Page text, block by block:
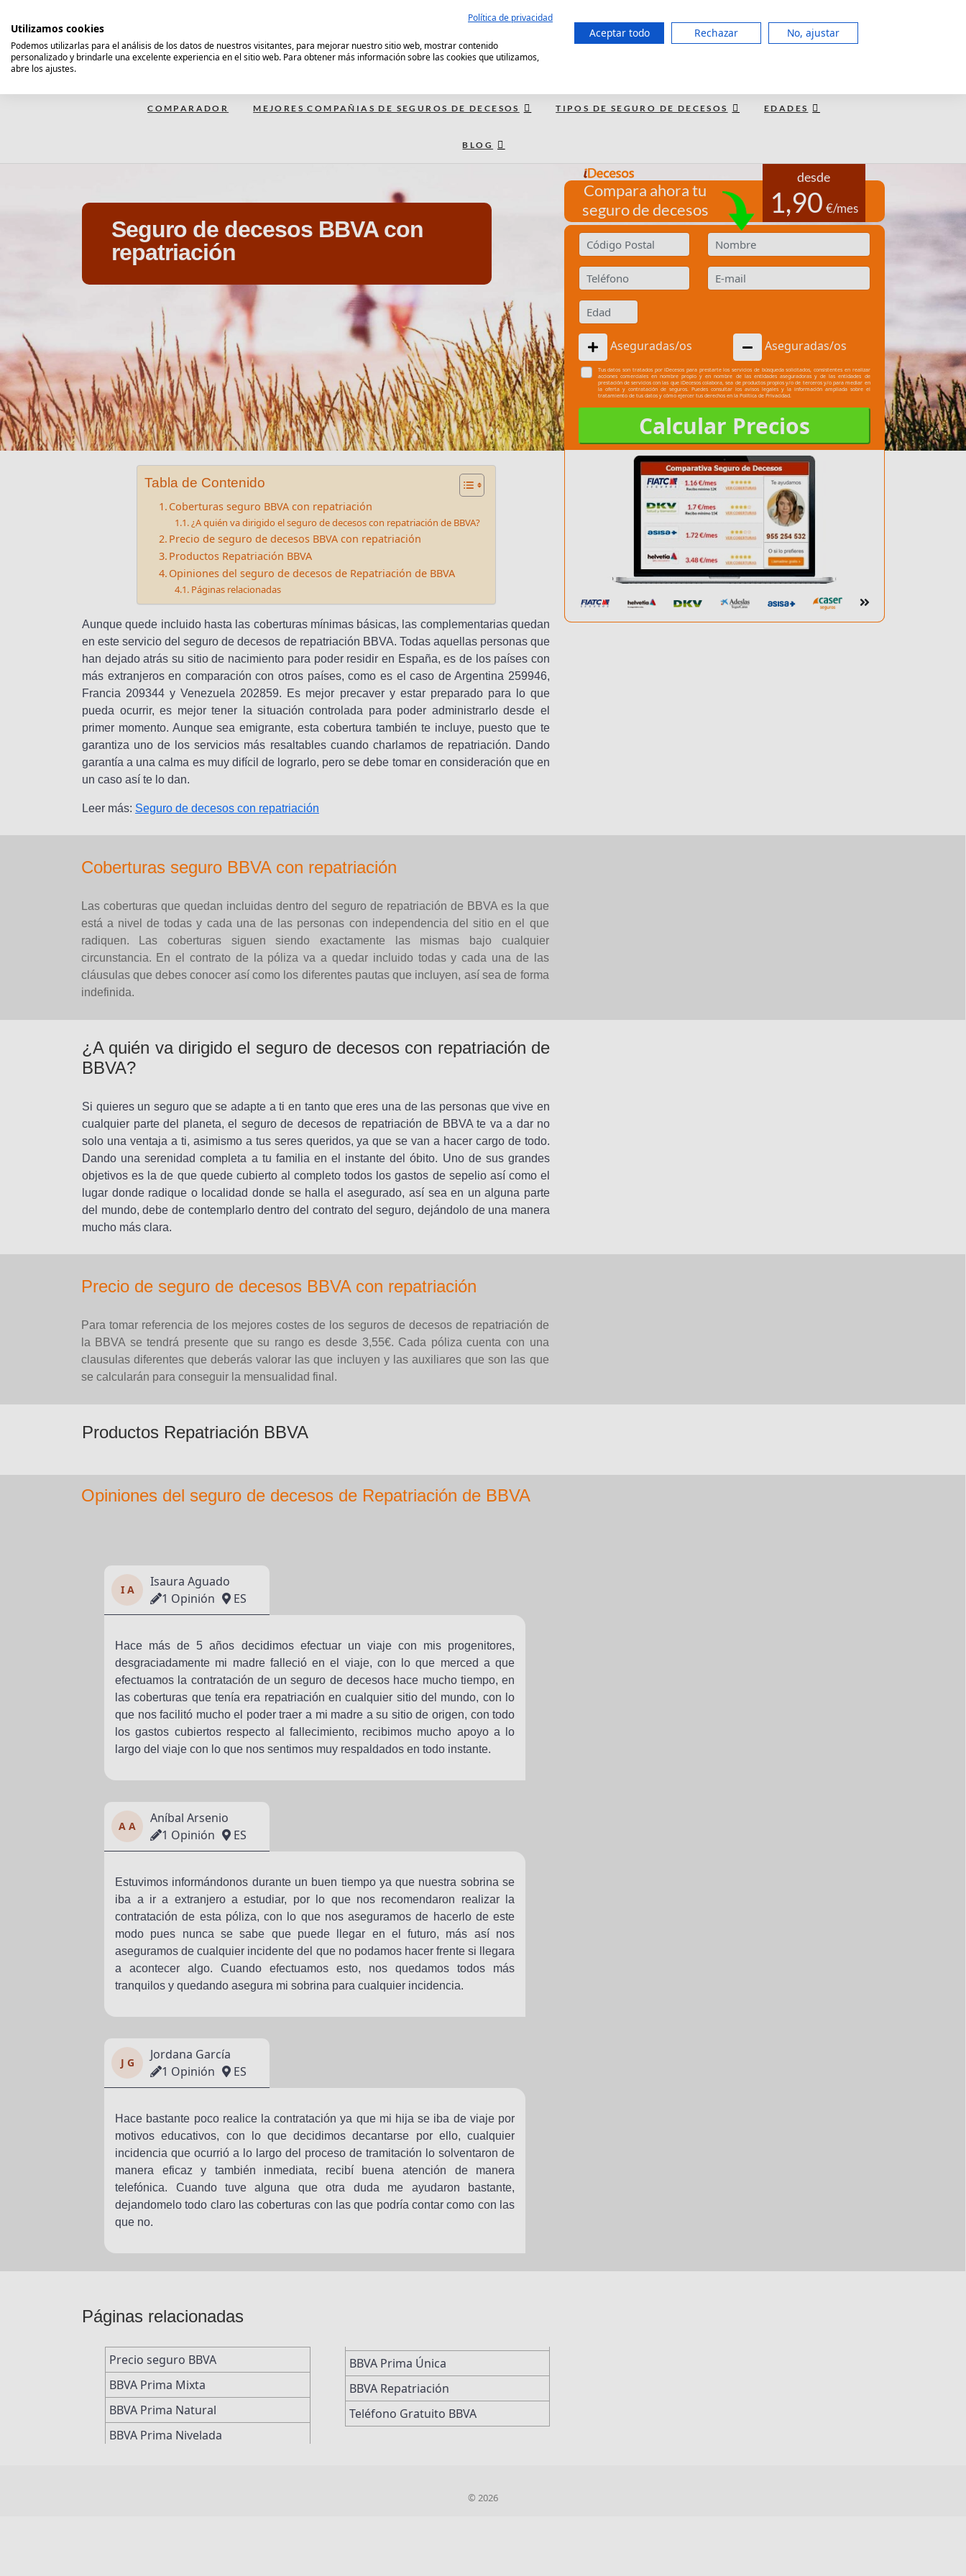
contenido
Comparador Seguro Decesos
951 127 403
LUN a JUE de 8:00 - 20:00, VIE 15:00
COMPARADOR MEJORES COMPAÑIAS DE SEGUROS DE DECESOS TIPOS DE SEGURO DE DECESOS EDADES
BLOG
Compara ahora tu
seguro de decesos
desde
1,90 €/mes
Aseguradas/os Aseguradas/os
Tus datos son tratados por iDecesos para prestarte los servicios de búsqueda solicitados, consistentes en realizar
acciones comerciales en nombre propio y en nombre de las entidades aseguradoras y de las entidades de
prestación de servicios con las que iDecesos colabora, sea de productos propios y/o de terceros y/o para mediar en
la oferta y contratación de seguros. Puedes consultar los avisos legalesy la información ampliada sobre el
tratamiento de tus datos y cómo ejercer tus derechos en la Política de Privacidad.
Calcular Precios
Seguro de decesos BBVA con
repatriación
Tabla de Contenido
Coberturas seguro BBVA con repatriación
¿A quién va dirigido el seguro de decesos con repatriación de BBVA?
Precio de seguro de decesos BBVA con repatriación
Productos Repatriación BBVA
Opiniones del seguro de decesos de Repatriación de BBVA
Páginas relacionadas
Aunque quede incluido hasta las coberturas mínimas básicas, las complementarias quedan
en este servicio del seguro de decesos de repatriación BBVA. Todas aquellas personas que
han dejado atrás su sitio de nacimiento para poder residir en España, es de los países con
más extranjeros en comparación con otros países, como es el caso de Argentina 259946,
Francia 209344 y Venezuela 202859. Es mejor precaver y estar preparado para lo que
pueda ocurrir, es mejor tener la situación controlada para poder administrarlo desde el
primer momento. Aunque sea emigrante, esta cobertura también te incluye, puesto que te
garantiza uno de los servicios más resaltables cuando charlamos de repatriación. Dando
garantía a una calma es muy difícil de lograrlo, pero se debe tomar en consideración que en
un caso así te lo dan.
Leer más: Seguro de decesos con repatriación
Coberturas seguro BBVA con repatriación
Las coberturas que quedan incluidas dentro del seguro de repatriación de BBVA es la que
está a nivel de todas y cada una de las personas con independencia del sitio en el que
radiquen. Las coberturas siguen siendo exactamente las mismas bajo cualquier
circunstancia. En el contrato de la póliza va a quedar incluido todas y cada una de las
cláusulas que debes conocer así como los diferentes pautas que incluyen, así sea de forma
indefinida.
¿A quién va dirigido el seguro de decesos con repatriación de
BBVA?
Si quieres un seguro que se adapte a ti en tanto que eres una de las personas que vive en
cualquier parte del planeta, el seguro de decesos de repatriación de BBVA te va a dar no
solo una ventaja a ti, asimismo a tus seres queridos, ya que se van a hacer cargo de todo.
Dando una serenidad completa a tu familia en el instante del óbito. Uno de sus grandes
objetivos es la de que quede cubierto al completo todos los gastos de sepelio así como el
lugar donde radique o localidad donde se halla el asegurado, así sea en un alguna parte
del mundo, debe de contemplarlo dentro del contrato del seguro, dejándolo de una manera
mucho más clara.
Precio de seguro de decesos BBVA con repatriación
Para tomar referencia de los mejores costes de los seguros de decesos de repatriación de
la BBVA se tendrá presente que su rango es desde 3,55€. Cada póliza cuenta con una
clausulas diferentes que deberás valorar las que incluyen y las auxiliares que son las que
se calcularán para conseguir la mensualidad final.
Productos Repatriación BBVA
Opiniones del seguro de decesos de Repatriación de BBVA
I A
Isaura Aguado
1 Opinión
ES
Hace más de 5 años decidimos efectuar un viaje con mis progenitores,
desgraciadamente mi madre falleció en el viaje, con lo que merced a que
efectuamos la contratación de un seguro de decesos hace mucho tiempo, en
las coberturas que tenía era repatriación en cualquier sitio del mundo, con lo
que nos facilitó mucho el poder traer a mi madre a su sitio de origen, con todo
los gastos cubiertos respecto al fallecimiento, recibimos mucho apoyo a lo
largo del viaje con lo que nos sentimos muy respaldados en todo instante.
A A
Aníbal Arsenio
1 Opinión
ES
Estuvimos informándonos durante un buen tiempo ya que nuestra sobrina se
iba a ir a extranjero a estudiar, por lo que nos recomendaron realizar la
contratación de esta póliza, con lo que nos aseguramos de hacerlo de este
modo pues nunca se sabe que puede llegar en el futuro, más así nos
aseguramos de cualquier incidente del que no podamos hacer frente si llegara
a acontecer algo. Cuando efectuamos esto, nos quedamos todos más
tranquilos y quedando asegura mi sobrina para cualquier incidencia.
J G
Jordana García
1 Opinión
ES
Hace bastante poco realice la contratación ya que mi hija se iba de viaje por
motivos educativos, con lo que decidimos decantarse por ello, cualquier
incidencia que ocurrió a lo largo del proceso de tramitación lo solventaron de
manera eficaz y también inmediata, recibí buena atención de manera
telefónica. Cuando tuve alguna que otra duda me ayudaron bastante,
dejandomelo todo claro las coberturas con las que podría contar como con las
que no.
Páginas relacionadas
Precio seguro BBVA
BBVA Prima Mixta
BBVA Prima Natural
BBVA Prima Nivelada
BBVA Prima Única
BBVA Repatriación
Teléfono Gratuito BBVA
© 2026
Política de privacidad
Utilizamos cookies
Podemos utilizarlas para el análisis de los datos de nuestros visitantes, para mejorar nuestro sitio web, mostrar contenido
personalizado y brindarle una excelente experiencia en el sitio web. Para obtener más información sobre las cookies que utilizamos,
abre los ajustes.
Aceptar todo Rechazar No, ajustar